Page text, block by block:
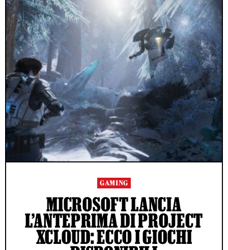
GAMING
MICROSOFT LANCIA
L’ANTEPRIMA DI PROJECT
XCLOUD: ECCO I GIOCHI